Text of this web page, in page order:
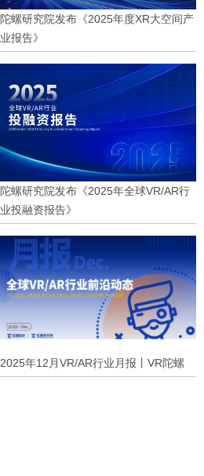
陀螺研究院发布《2025年度XR大空间产
业报告》
陀螺研究院发布《2025年全球VR/AR行
业投融资报告》
2025年12月VR/AR行业月报丨VR陀螺